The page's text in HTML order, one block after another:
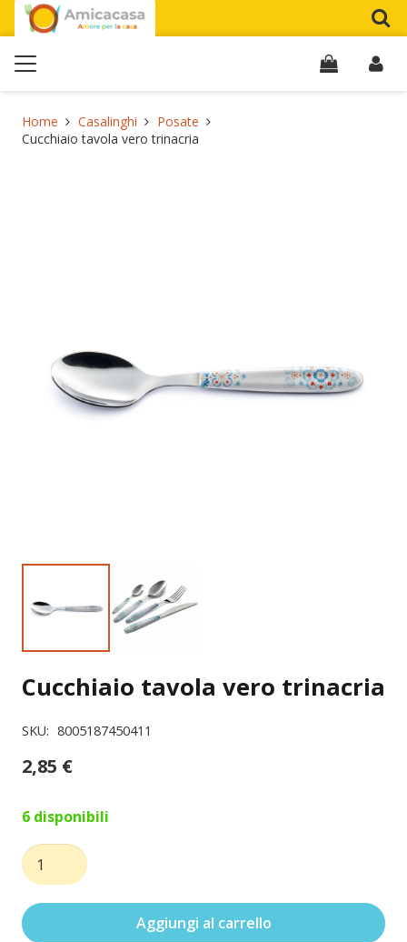
Home Casalinghi
Posate
Cucchiaio tavola vero trinacria
Cucchiaio tavola vero trinacria
SKU: 8005187450411
2,85 €
6 disponibili
Cucchiaio
tavola
vero
trinacria
Aggiungi al carrello